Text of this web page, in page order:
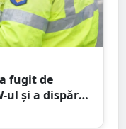
fugit de
ul și a dispărut